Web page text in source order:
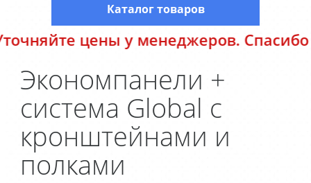
цены у менеджеров. Спасибо за
Каталог товаров
Экономпанели +
система Global с
кронштейнами и
полками